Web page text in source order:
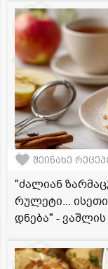
შეინახე
"ძალიან
რულეტი...
დნება" -